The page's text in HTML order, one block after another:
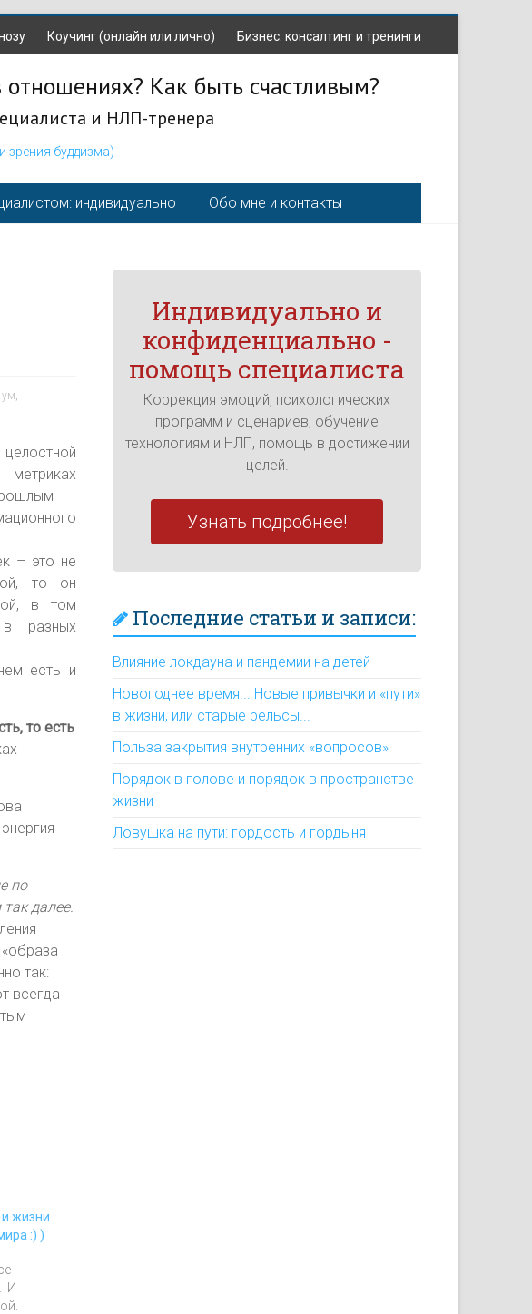
Коучинг (онлайн или лично) Бизнес: консалтинг и тренинги
Как быть счастливым?
и НЛП-тренера
зрения буддизма)
индивидуально Обо мне и контакты
ум,
–
– это не
то он
в том
разных
есть и
то есть
по
далее.
так:
всегда
жизни
:) )
И
Индивидуально и
конфиденциально -
помощь специалиста
Коррекция эмоций, психологических
программ и сценариев, обучение
технологиям и НЛП, помощь в достижении
целей.
Узнать подробнее!
Последние статьи и записи:
Влияние локдауна и пандемии на детей
Новогоднее время... Новые привычки и «пути»
в жизни, или старые рельсы...
Польза закрытия внутренних «вопросов»
Порядок в голове и порядок в пространстве
жизни
Ловушка на пути: гордость и гордыня